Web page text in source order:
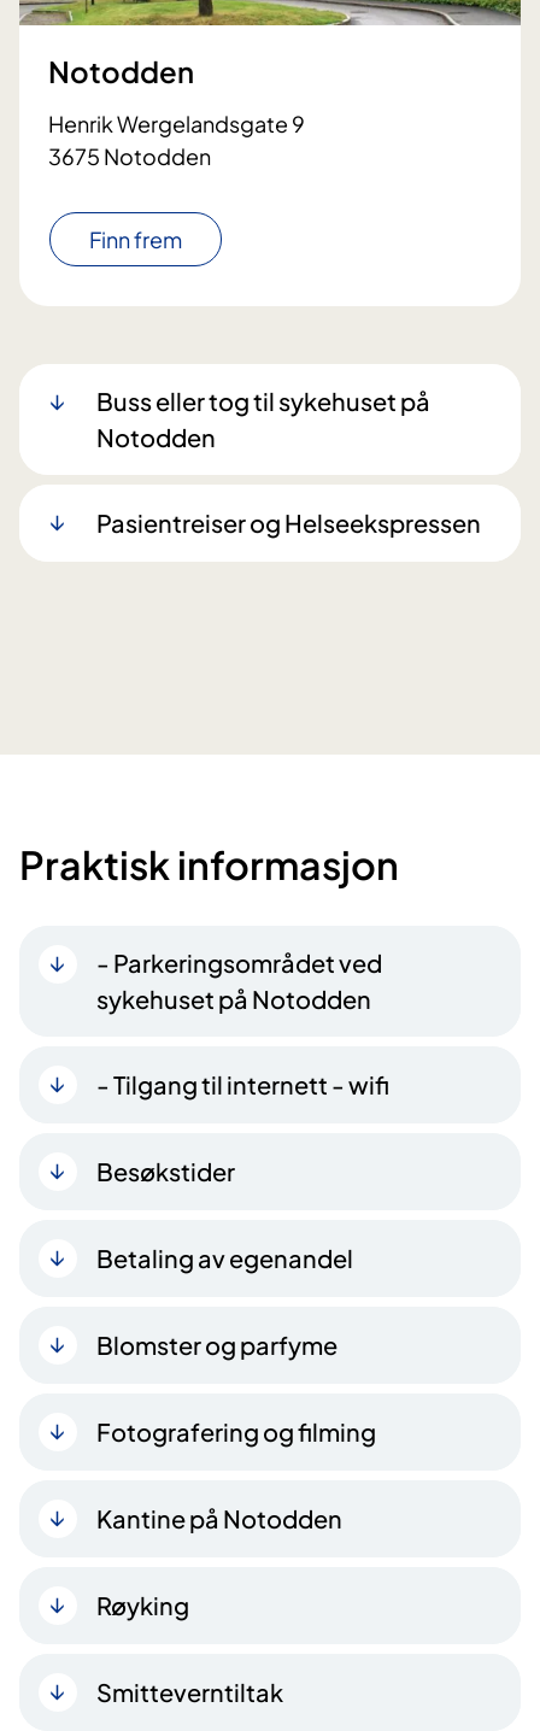
Notodden
Henrik Wergelandsgate 9
3675 Notodden
Finn frem
Buss eller tog til sykehuset på
Notodden
Pasientreiser og Helseekspressen
Praktisk informasjon
- Parkeringsområdet ved
sykehuset på Notodden
- Tilgang til internett - wifi
Besøkstider
Betaling av egenandel
Blomster og parfyme
Fotografering og filming
Kantine på Notodden
Røyking
Smitteverntiltak